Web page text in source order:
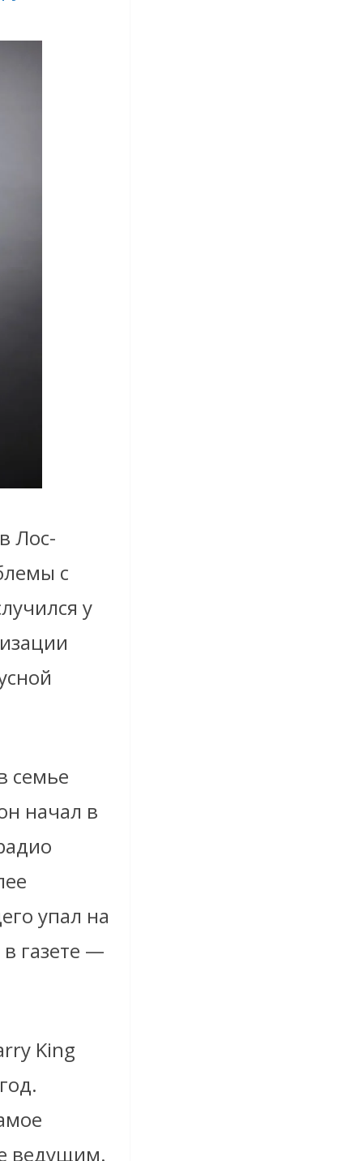
Лос-
с
у
семье
начал в
упал на
в газете —
King
ведущим.